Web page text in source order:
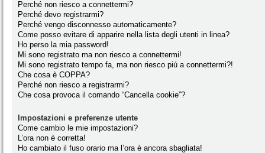
Perché non riesco a connettermi?
Perché devo registrarmi?
Perché vengo disconnesso automaticamente?
Come posso evitare di apparire nella lista degli utenti in linea?
Ho perso la mia password!
Mi sono registrato ma non riesco a connettermi!
Mi sono registrato tempo fa, ma non riesco piú a connettermi?!
Che cosa è COPPA?
Perché non riesco a registrarmi?
Che cosa provoca il comando “Cancella cookie”?
Impostazioni e preferenze utente
Come cambio le mie impostazioni?
L’ora non è corretta!
Ho cambiato il fuso orario ma l’ora è ancora sbagliata!